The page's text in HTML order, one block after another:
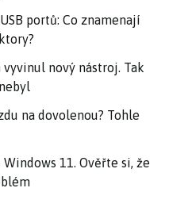
portů: Co znamenají
nový nástroj. Tak
na dovolenou? Tohle
11. Ověřte si, že